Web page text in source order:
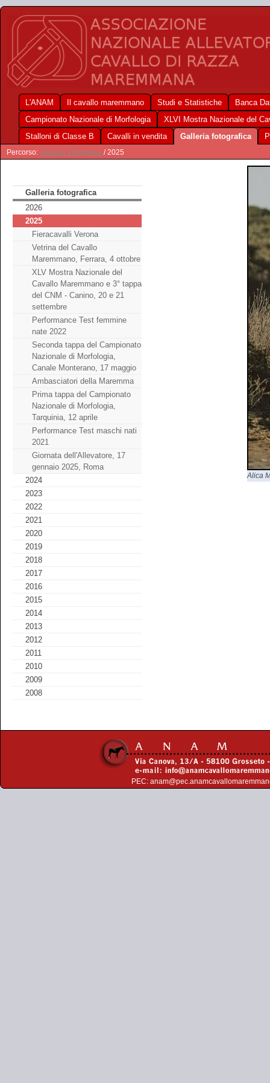
L'ANAM Il cavallo maremmano Studi e Statistiche
Banca
Campionato Nazionale di Morfologia
XLVI Mostra Nazionale del
Stalloni di Classe B
Cavalli in vendita Galleria fotografica
Percorso: Galleria fotografica / 2025
Galleria fotografica
2026
2025
Fieracavalli Verona
Vetrina del Cavallo
Maremmano, Ferrara, 4 ottobre
XLV Mostra Nazionale del
Cavallo Maremmano e 3° tappa
del CNM - Canino, 20 e 21
settembre
Performance Test femmine
nate 2022
Seconda tappa del Campionato
Nazionale di Morfologia,
Canale Monterano, 17 maggio
Ambasciatori della Maremma
Prima tappa del Campionato
Nazionale di Morfologia,
Tarquinia, 12 aprile
Performance Test maschi nati
2021
Giornata dell'Allevatore, 17
gennaio 2025, Roma
2024
2023
2022
2021
2020
2019
2018
2017
2016
2015
2014
2013
2012
2011
2010
2009
2008
Alica
PEC: